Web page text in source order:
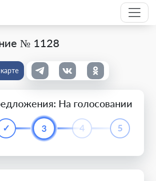
№ 1128
На голосовании
✓ 3 4 5